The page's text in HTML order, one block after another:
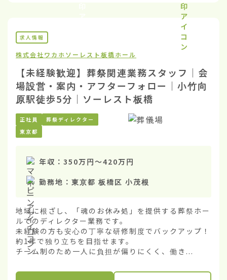
求人情報
株式会社ワカホソーレスト板橋ホール
【未経験歓迎】葬祭関連業務スタッフ｜会
場設営・案内・アフターフォロー｜小竹向
原駅徒歩5分｜ソーレスト板橋
正社員
葬祭ディレクター
東京都
年収： 350万円〜420万円
勤務地： 東京都 板橋区 小茂根
地域に根ざし、「魂のお休み処」を提供する葬祭ホー
ルでのディレクター業務です。
未経験の方も安心の丁寧な研修制度でバックアップ！
約1年で独り立ちを目指せます。
チーム制のため一人に負担が偏りにくく、働き...